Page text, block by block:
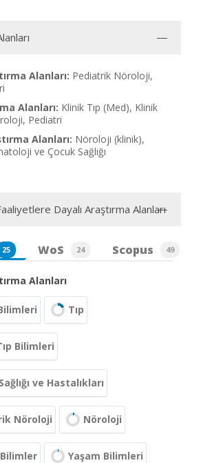
Alanları: Pediatrik Nöroloji,
Alanları: Klinik Tıp (Med), Klinik
Pediatri
Alanları: Nöroloji (klinik),
ve Çocuk Sağlığı
Dayalı Araştırma Alanları
25 WoS 24 Scopus 49
Alanları
Tıp
Bilimleri
ve Hastalıkları
Nöroloji Nöroloji
Yaşam Bilimleri